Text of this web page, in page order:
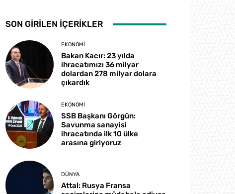
SON GİRİLEN İÇERİKLER
EKONOMI
Bakan Kacır: 23 yılda
ihracatımızı 36 milyar
dolardan 278 milyar dolara
çıkardık
EKONOMI
SSB Başkanı Görgün:
Savunma sanayisi
ihracatında ilk 10 ülke
arasına giriyoruz
DÜNYA
Attal: Rusya Fransa